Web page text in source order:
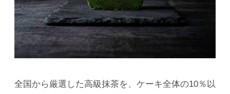
全国から厳選した高級抹茶を、ケーキ全体の10％以